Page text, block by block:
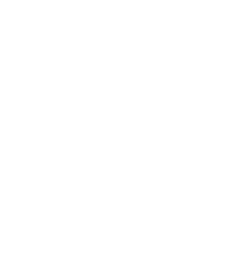
Este seguro oferece, também,
viagem; assistência em viagem;
salvamento ou busca e